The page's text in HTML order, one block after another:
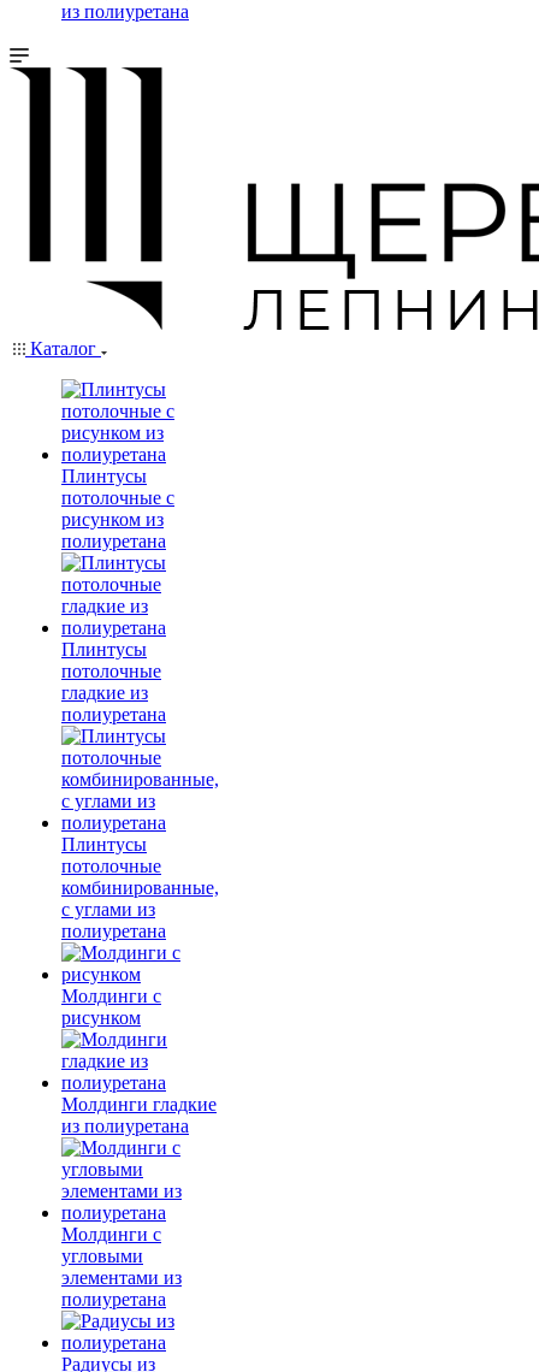
из полиуретана
Каталог
Плинтусы
потолочные с
рисунком из
полиуретана
Плинтусы
потолочные
гладкие из
полиуретана
Плинтусы
потолочные
комбинированные,
с углами из
полиуретана
Молдинги c
рисунком
Молдинги гладкие
из полиуретана
Молдинги с
угловыми
элементами из
полиуретана
Радиусы из